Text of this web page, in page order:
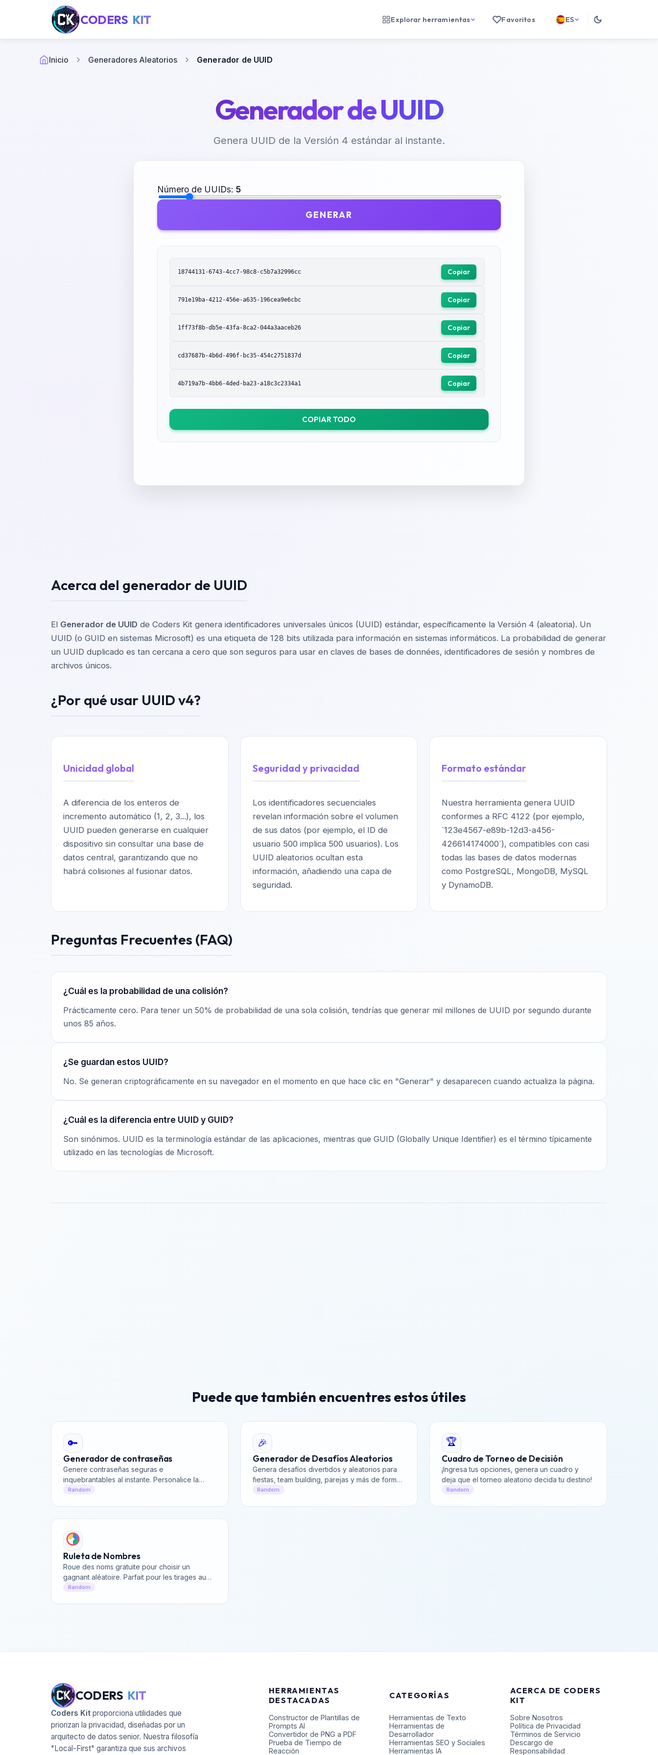
CODERS KIT Explorar herramientas Favoritos ES
Inicio Generadores Aleatorios Generador de UUID
Generador de UUID
Genera UUID de la Versión 4 estándar al instante.
Número de UUIDs: 5
GENERAR
18744131-6743-4cc7-98c8-c5b7a32996cc Copiar
791e19ba-4212-456e-a635-196cea9e6cbc Copiar
1ff73f8b-db5e-43fa-8ca2-044a3aaceb26 Copiar
cd37687b-4b6d-496f-bc35-454c2751837d Copiar
4b719a7b-4bb6-4ded-ba23-a18c3c2334a1 Copiar
COPIAR TODO
Acerca del generador de UUID
El Generador de UUID de Coders Kit genera identificadores universales únicos (UUID) estándar, específicamente la Versión 4 (aleatoria). Un
UUID (o GUID en sistemas Microsoft) es una etiqueta de 128 bits utilizada para información en sistemas informáticos. La probabilidad de generar
un UUID duplicado es tan cercana a cero que son seguros para usar en claves de bases de données, identificadores de sesión y nombres de
archivos únicos.
¿Por qué usar UUID v4?
Unicidad global
A diferencia de los enteros de
incremento automático (1, 2, 3...), los
UUID pueden generarse en cualquier
dispositivo sin consultar una base de
datos central, garantizando que no
habrá colisiones al fusionar datos.
Seguridad y privacidad
Los identificadores secuenciales
revelan información sobre el volumen
de sus datos (por ejemplo, el ID de
usuario 500 implica 500 usuarios). Los
UUID aleatorios ocultan esta
información, añadiendo una capa de
seguridad.
Formato estándar
Nuestra herramienta genera UUID
conformes a RFC 4122 (por ejemplo,
`123e4567-e89b-12d3-a456-
426614174000`), compatibles con casi
todas las bases de datos modernas
como PostgreSQL, MongoDB, MySQL
y DynamoDB.
Preguntas Frecuentes (FAQ)
¿Cuál es la probabilidad de una colisión?
Prácticamente cero. Para tener un 50% de probabilidad de una sola colisión, tendrías que generar mil millones de UUID por segundo durante
unos 85 años.
¿Se guardan estos UUID?
No. Se generan criptográficamente en su navegador en el momento en que hace clic en "Generar" y desaparecen cuando actualiza la página.
¿Cuál es la diferencia entre UUID y GUID?
Son sinónimos. UUID es la terminología estándar de las aplicaciones, mientras que GUID (Globally Unique Identifier) es el término típicamente
utilizado en las tecnologías de Microsoft.
Puede que también encuentres estos útiles
🔑
Generador de contraseñas
Genere contraseñas seguras e
inquebrantables al instante. Personalice la
longitud y los tipos de caracteres para
Random
🎉
Generador de Desafíos Aleatorios
Genera desafíos divertidos y aleatorios para
fiestas, team building, parejas y más de forma
instantánea. Perfecto para verdad o reto y
Random
🏆
Cuadro de Torneo de Decisión
¡Ingresa tus opciones, genera un cuadro y
deja que el torneo aleatorio decida tu destino!
Random
Ruleta de Nombres
Roue des noms gratuite pour choisir un
gagnant aléatoire. Parfait pour les tirages au
sort.
Random
CODERS KIT
Coders Kit proporciona utilidades que
priorizan la privacidad, diseñadas por un
arquitecto de datos senior. Nuestra filosofía
"Local-First" garantiza que sus archivos
HERRAMIENTAS
DESTACADAS
Constructor de Plantillas de
Prompts AI
Convertidor de PNG a PDF
Prueba de Tiempo de
Reacción
CATEGORÍAS
Herramientas de Texto
Herramientas de
Desarrollador
Herramientas SEO y Sociales
Herramientas IA
ACERCA DE CODERS
KIT
Sobre Nosotros
Política de Privacidad
Términos de Servicio
Descargo de
Responsabilidad